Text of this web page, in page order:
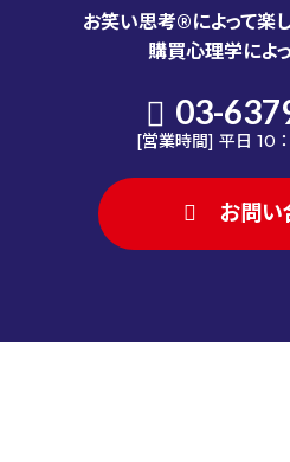
お笑い思考®によって楽
購買心理学によ
03-
[営業時間] 平日 10
お問い